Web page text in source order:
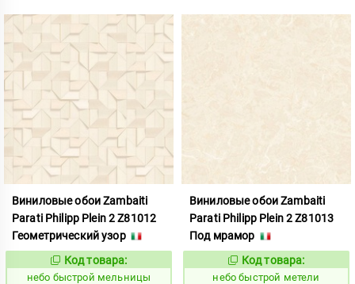
Виниловые обои Zambaiti
Parati Philipp Plein 2 Z81012
Геометрический узор
1110424
Код товара:
небо быстрой мельницы
Виниловые обои Zambaiti
Parati Philipp Plein 2 Z81013
Под мрамор
1110425
Код товара:
небо быстрой метели